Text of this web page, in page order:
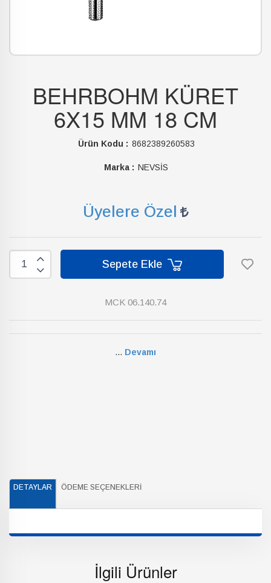
BEHRBOHM KÜRET
6X15 MM 18 CM
Ürün Kodu : 8682389260583
Marka : NEVSİS
Üyelere Özel
Sepete Ekle
MCK 06.140.74
... Devamı
DETAYLAR ÖDEME SEÇENEKLERI
İlgili Ürünler